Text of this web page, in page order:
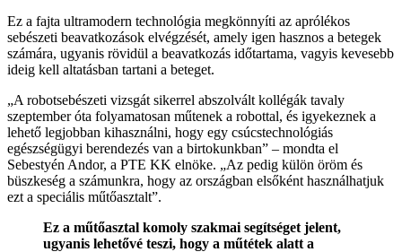
Ez a fajta ultramodern technológia megkönnyíti az aprólékos
sebészeti beavatkozások elvégzését, amely igen hasznos a betegek
számára, ugyanis rövidül a beavatkozás időtartama, vagyis kevesebb
ideig kell altatásban tartani a beteget.
„A robotsebészeti vizsgát sikerrel abszolvált kollégák tavaly
szeptember óta folyamatosan műtenek a robottal, és igyekeznek a
lehető legjobban kihasználni, hogy egy csúcstechnológiás
egészségügyi berendezés van a birtokunkban” – mondta el
Sebestyén Andor, a PTE KK elnöke. „Az pedig külön öröm és
büszkeség a számunkra, hogy az országban elsőként használhatjuk
ezt a speciális műtőasztalt”.
Ez a műtőasztal komoly szakmai segítséget jelent,
ugyanis lehetővé teszi, hogy a műtétek alatt a